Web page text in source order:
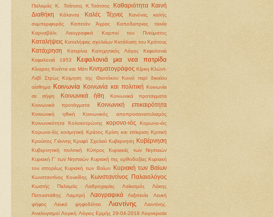
Παλαμάς Κ. Τσάτσος Κ.Τσάτσος Καθαριότητα
Καινή
Διαθήκη
Κάλαντα Καλές Τέχνες
Κανόνες καλής
συμπεριφοράς
Καπετάν Άγρας
Καποδιστριας ταινία
Καρναβάλι. Λαογραφικά
Καρποί του Πνεύματος
Καταλήψεις Καταλήψεις σχολείων Κατάλυση του Κράτους
Κατάχρηση Κατερίνα Κατηχητικός Λόγος
Κεφαλονιά
Κεφαλονιά 1953
Κεφαλονιά μια νεα πατρίδα
Κίναρος Κινέττα και Μάτι Κινηματογράφος Κίρκη Κλώντ-
Λεβί Στρώς
Κοίμηση της Θεοτόκου
Κοινό περί δικαίου
αίσθημα
Κοινωνία Κοινωνία και πολιτική Κοινωνία
σε σήψη
Κοινωνικά ήθη
Κοινωνικά προταγματα
Κοινωνικά προτάγματα
Κοινωνική επικαιρότητα
Κοινωνική ηθική
Κοινωνικός αποπροσανατολισμός
Κοινωνικότητα
Κολοκοτρώνης κορονο-ιός
Κορωνο-ιός
Κορωνο-ϊός κοσμητική Κράτος Κρίση και επίκριση Κριτική
Κρούσος Γιάννης Κρυφό Σχολειό Κυβερνηση Κυβέρνηση
Κυβερνητική πολιτική Κύπρος
Κυριακές των Νηστειών
Κυριακή Γ' των Νηστειών Κυριακή της ορθοδοξίας Κυριακή
του σπορέως Κυριακή των Βαίων Κυριακή των Βαϊων
Κωνσταντίνος Κουκίδης Κωνσταντίνος Παλαιολόγος
Κωστής Παλαμάς Λαθροχειρίες Λαϊκισμός
Λάκης
Παπαστάθης
Λαμπρή Λαογραφικά Λεξιπενία
Λευκή
ψήφος
Λευκό ψηφοδέλτιο Λιαντίνης
Λιαντίνης.
Αναλογισμοί Λογική Λόγιος Ερμής 29-04-2018 Λογοκρισία